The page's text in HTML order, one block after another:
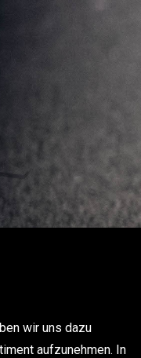
wir uns dazu
aufzunehmen. In